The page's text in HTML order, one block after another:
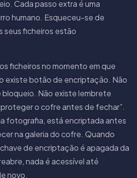
Cada passo extra é uma
humano. Esqueceu-se de
seus ficheiros estão
ficheiros no momento em que
existe botão de encriptação. Não
Não existe lembrete
o cofre antes de fechar”.
fotografia, está encriptada antes
na galeria do cofre. Quando
de encriptação é apagada da
nada é acessível até
novo.